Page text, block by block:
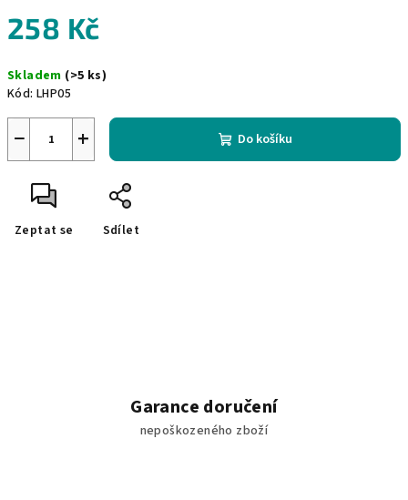
258 Kč
cena:
Skladem (>5 ks)
Kód: LHP05
+
− Do košíku
Zeptat se Sdílet
Garance doručení
nepoškozeného zboží